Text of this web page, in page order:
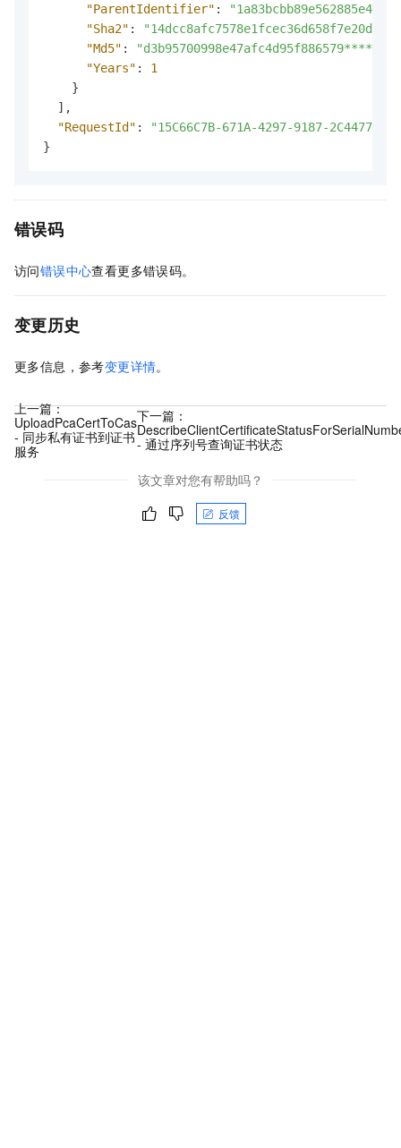
"ParentIdentifier" :
"Sha2" :
"Md5" : "d3b95700998e47afc4d95f886579****"
"Years" :
1
}
] ,
"RequestId" :
"15C66C7B-671A-4297-9187-
}
错误码
访问错误中心查看更多错误码。
变更历史
更多信息，参考变更详情。
上一篇：
UploadPcaCertToCas
- 同步私有证书到证书
服务
下一篇：
- 通过序列号查询证书状态
该文章对您有帮助吗？
反馈